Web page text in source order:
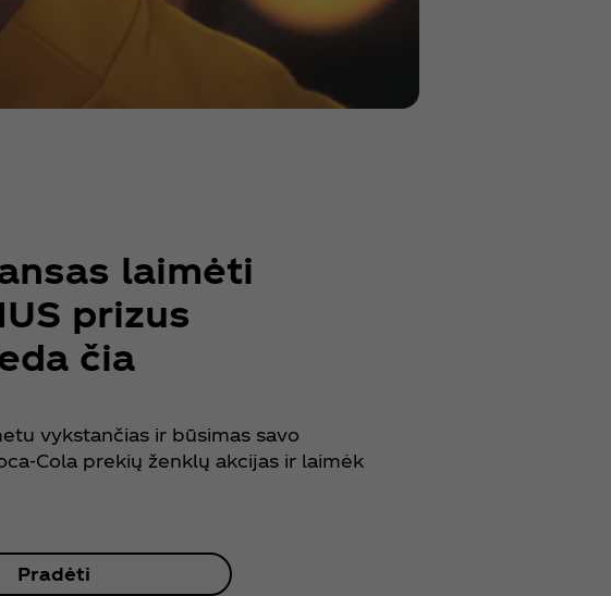
laimėti
prizus
čia
vykstančias ir būsimas savo
prekių ženklų akcijas ir laimėk
Pradėti